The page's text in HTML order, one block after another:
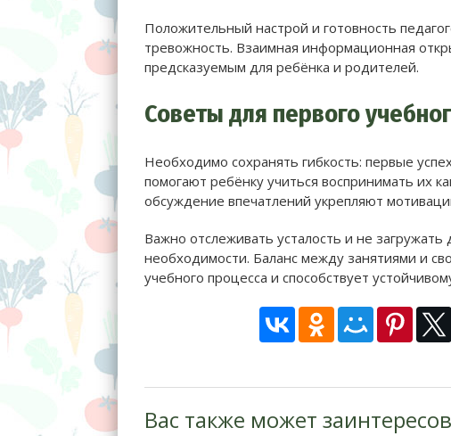
Положительный настрой и готовность
тревожность. Взаимная информационная
предсказуемым для ребёнка и родителей.
Советы для первого
Необходимо сохранять гибкость: первые
помогают ребёнку учиться воспринимать их
обсуждение впечатлений укрепляют
Важно отслеживать усталость и не
необходимости. Баланс между занятиями и
учебного процесса и способствует
Вас также может